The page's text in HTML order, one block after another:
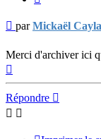
Message
parMickaël Cayla
Merci d'archiver ici
Répondre